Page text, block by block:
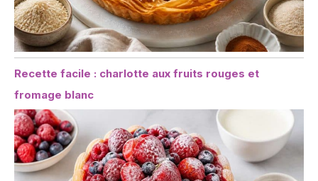
Recette facile : charlotte aux fruits rouges et
fromage blanc